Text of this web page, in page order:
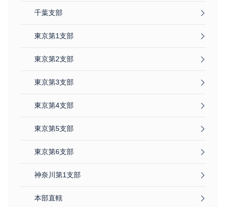
千葉支部
東京第1支部
東京第2支部
東京第3支部
東京第4支部
東京第5支部
東京第6支部
神奈川第1支部
本部直轄